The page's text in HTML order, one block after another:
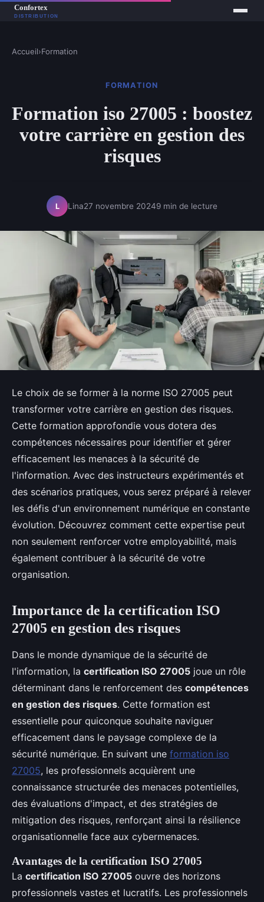
Accueil›Formation
FORMATION
Formation iso 27005 : boostez
votre carrière en gestion des
risques
L Lina27 novembre 20249 min de lecture
Le choix de se former à la norme ISO 27005 peut
transformer votre carrière en gestion des risques.
Cette formation approfondie vous dotera des
compétences nécessaires pour identifier et gérer
efficacement les menaces à la sécurité de
l'information. Avec des instructeurs expérimentés et
des scénarios pratiques, vous serez préparé à relever
les défis d'un environnement numérique en constante
évolution. Découvrez comment cette expertise peut
non seulement renforcer votre employabilité, mais
également contribuer à la sécurité de votre
organisation.
Importance de la certification ISO
27005 en gestion des risques
Dans le monde dynamique de la sécurité de
l'information, la certification ISO 27005 joue un rôle
déterminant dans le renforcement des compétences
en gestion des risques. Cette formation est
essentielle pour quiconque souhaite naviguer
efficacement dans le paysage complexe de la
sécurité numérique. En suivant une formation iso
27005, les professionnels acquièrent une
connaissance structurée des menaces potentielles,
des évaluations d'impact, et des stratégies de
mitigation des risques, renforçant ainsi la résilience
organisationnelle face aux cybermenaces.
Avantages de la certification ISO 27005
La certification ISO 27005 ouvre des horizons
professionnels vastes et lucratifs. Les professionnels